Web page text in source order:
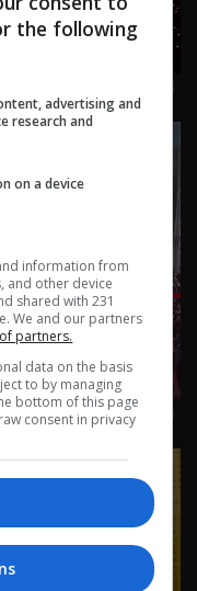
نشرة ٢ آب ٢٠٢٦ | 2026
the following
advertising and
research and
on a device
information from
and other device
shared with 231
We and our partners
partners.
data on the basis
to by managing
bottom of this page
consent in privacy